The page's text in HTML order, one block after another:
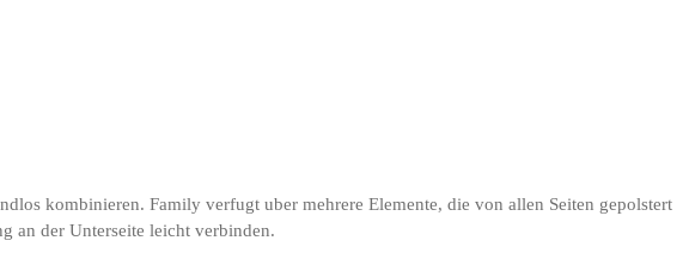
kombinieren. Family verfugt uber mehrere Elemente, die von allen Seiten gepolstert
an der Unterseite leicht verbinden.